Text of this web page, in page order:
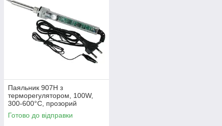
Паяльник 907H з
терморегулятором, 100W,
300-600°C, прозорий
Готово до відправки